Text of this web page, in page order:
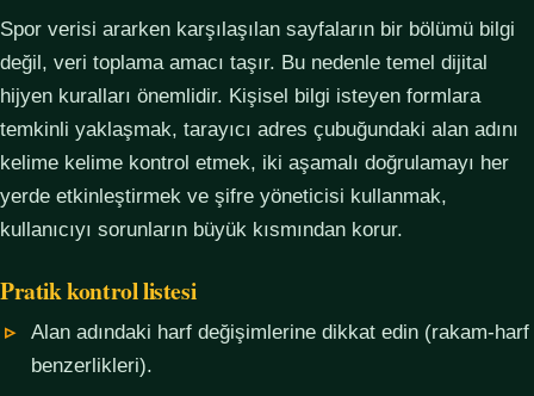
Spor verisi ararken karşılaşılan sayfaların bir bölümü bilgi
değil, veri toplama amacı taşır. Bu nedenle temel dijital
hijyen kuralları önemlidir. Kişisel bilgi isteyen formlara
temkinli yaklaşmak, tarayıcı adres çubuğundaki alan adını
kelime kelime kontrol etmek, iki aşamalı doğrulamayı her
yerde etkinleştirmek ve şifre yöneticisi kullanmak,
kullanıcıyı sorunların büyük kısmından korur.
Pratik kontrol listesi
Alan adındaki harf değişimlerine dikkat edin (rakam-harf
benzerlikleri).